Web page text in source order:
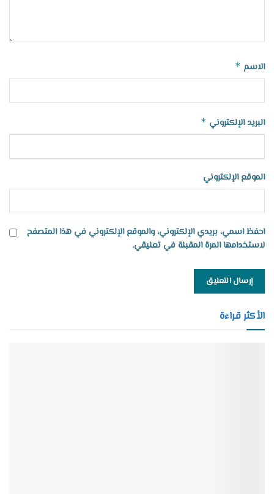
الاسم *
البريد الإلكتروني *
الموقع الإلكتروني
احفظ اسمي، بريدي الإلكتروني، والموقع الإلكتروني في هذا المتصفح
لاستخدامها المرة المقبلة في تعليقي.
الأكثر قراءة